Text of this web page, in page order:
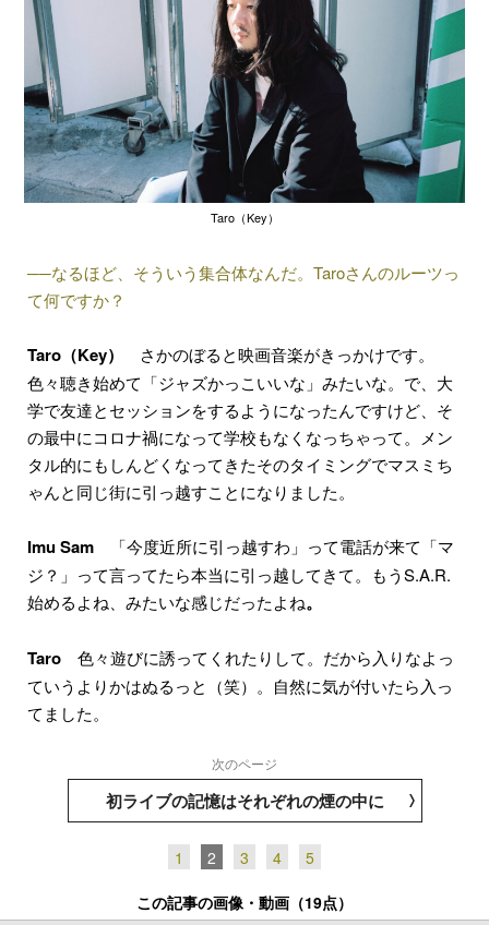
Taro（Key）
──なるほど、そういう集合体なんだ。Taroさんのルーツっ
て何ですか？
Taro（Key）
さかのぼると映画音楽がきっかけです。
色々聴き始めて「ジャズかっこいいな」みたいな。で、大
学で友達とセッションをするようになったんですけど、そ
の最中にコロナ禍になって学校もなくなっちゃって。メン
タル的にもしんどくなってきたそのタイミングでマスミち
ゃんと同じ街に引っ越すことになりました。
Imu Sam
「今度近所に引っ越すわ」って電話が来て「マ
ジ？」って言ってたら本当に引っ越してきて。もうS.A.R.
始めるよね、みたいな感じだったよね。
Taro 色々遊びに誘ってくれたりして。だから入りなよっ
ていうよりかはぬるっと（笑）。自然に気が付いたら入っ
てました。
次のページ
初ライブの記憶はそれぞれの煙の中に
1 2 3 4 5
この記事の画像・動画（19点）